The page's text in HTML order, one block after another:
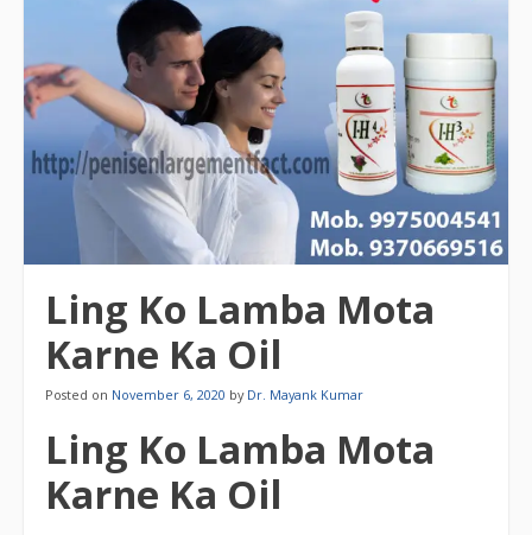
Ling Ko Lamba Mota
Karne Ka Oil
Posted on November 6, 2020 by Dr. Mayank Kumar
Ling Ko Lamba Mota
Karne Ka Oil